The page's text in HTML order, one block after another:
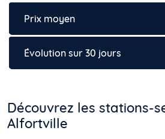
Prix moyen
Évolution sur 30 jours
Découvrez les stations-
Alfortville